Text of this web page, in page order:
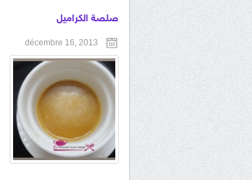
صلصة الكراميل
décembre 16, 2013